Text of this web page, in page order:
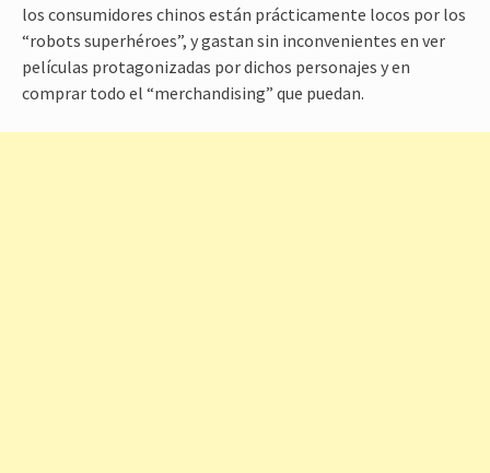
los consumidores chinos están prácticamente locos por los
“robots superhéroes”, y gastan sin inconvenientes en ver
películas protagonizadas por dichos personajes y en
comprar todo el “merchandising” que puedan.